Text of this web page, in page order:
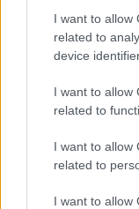
I want to allow
related to
device
I want to allow
related to
I want to allow
related to
I want to allow
18η συνεχόμενη